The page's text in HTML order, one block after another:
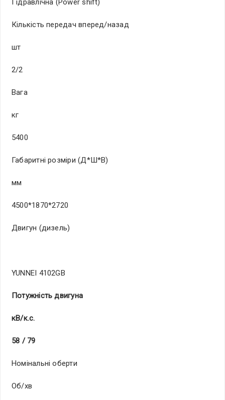
Гідравлічна (Power shift)
Кількість передач вперед/назад
шт
2/2
Вага
кг
5400
Габаритні розміри (Д*Ш*В)
мм
4500*1870*2720
Двигун (дизель)
YUNNEI 4102GB
Потужність двигуна
кВ/к.с.
58 / 79
Номінальні оберти
Об/хв